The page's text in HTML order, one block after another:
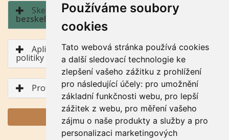
Používáme soubory
cookies
Tato webová stránka používá cookies
a další sledovací technologie ke
zlepšení vašeho zážitku z prohlížení
pro následující účely: pro umožnění
základní funkčnosti webu, pro lepší
zážitek z webu, pro měření vašeho
zájmu o naše produkty a služby a pro
personalizaci marketingových
Skeletovitost a hloubka půdy:
bezskeletovitá, s příměsí / půda hluboká
Aplikace BPEJ v rámci Společné zemědělské
politiky
Profil půdního typu
GENERUJ PDF